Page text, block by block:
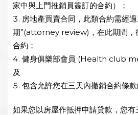
家中與上門推銷員簽訂的合約）；
房地產買賣合同，此類合約需經
期”(attorney review)，在此期間，
合約；
健身俱樂部會員 (Health club
及
包含允許您在三天內撤銷合約條款
如果您以房屋作抵押申請貸款，您